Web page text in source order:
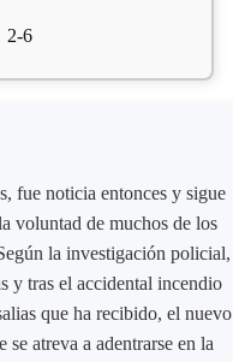
2-6
fue noticia entonces y sigue
voluntad de muchos de los
la investigación policial,
y tras el accidental incendio
que ha recibido, el nuevo
atreva a adentrarse en la